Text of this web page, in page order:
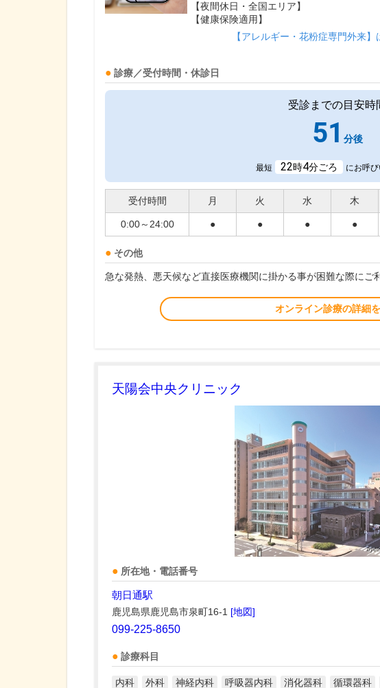
【夜間休日・全国エリア】
【健康保険適用】
【アレルギー・花粉症専門外来】
診療／受付時間・休診日
受診までの目安時
51 分後
最短 22時4分ごろ にお呼
受付時間 月 火 水 木
0:00～24:00 ● ● ● ●
その他
急な発熱、悪天候など直接医療機関に掛かる事が困難な際にご
オンライン診療の詳細
天陽会中央クリニック
所在地・電話番号
朝日通駅
鹿児島県鹿児島市泉町16-1 [地図]
099-225-8650
診療科目
内科 外科 神経内科 呼吸器内科 消化器科 循環器科